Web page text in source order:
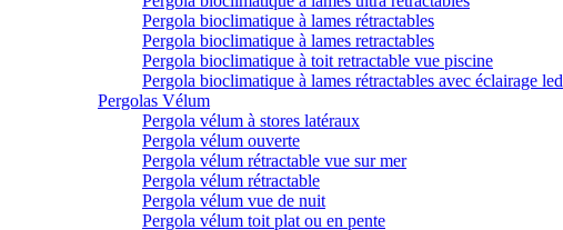
Pergola bioclimatique à lames rétractables
Pergola bioclimatique à lames retractables
Pergola bioclimatique à toit retractable vue piscine
Pergola bioclimatique à lames rétractables avec éclairage led
Pergolas Vélum
Pergola vélum à stores latéraux
Pergola vélum ouverte
Pergola vélum rétractable vue sur mer
Pergola vélum rétractable
Pergola vélum vue de nuit
Pergola vélum toit plat ou en pente